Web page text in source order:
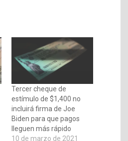
Tercer cheque de
estímulo de $1,400 no
incluirá firma de Joe
Biden para que pagos
lleguen más rápido
10 de marzo de 2021